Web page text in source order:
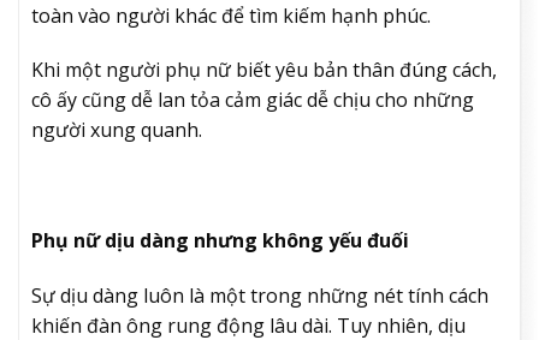
toàn vào người khác để tìm kiếm hạnh phúc.
Khi một người phụ nữ biết yêu bản thân đúng cách,
cô ấy cũng dễ lan tỏa cảm giác dễ chịu cho những
người xung quanh.
Phụ nữ dịu dàng nhưng không yếu đuối
Sự dịu dàng luôn là một trong những nét tính cách
khiến đàn ông rung động lâu dài. Tuy nhiên, dịu